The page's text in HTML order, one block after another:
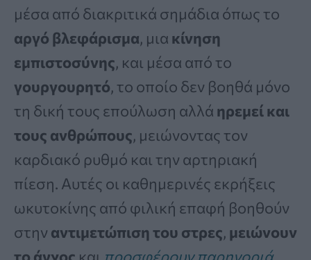
μέσα από διακριτικά σημάδια όπως το
αργό βλεφάρισμα, μια κίνηση
εμπιστοσύνης, και μέσα από το
γουργουρητό, το οποίο δεν βοηθά μόνο
τη δική τους επούλωση αλλά ηρεμεί και
τους ανθρώπους, μειώνοντας τον
καρδιακό ρυθμό και την αρτηριακή
πίεση. Αυτές οι καθημερινές εκρήξεις
ωκυτοκίνης από φιλική επαφή βοηθούν
στην αντιμετώπιση του στρες, μειώνουν
το άγχος και προσφέρουν παρηγοριά